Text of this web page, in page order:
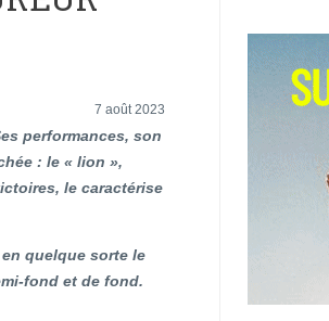
7 août 2023
performances, son
: le « lion »,
le caractérise
quelque sorte le
fond et de fond.